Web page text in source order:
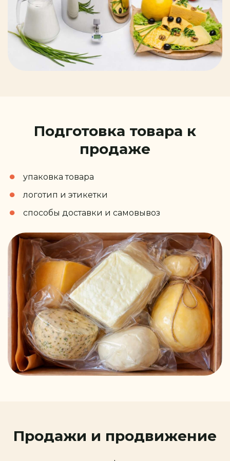
Подготовка товара к
продаже
упаковка товара
логотип и этикетки
способы доставки и самовывоз
Продажи и продвижение